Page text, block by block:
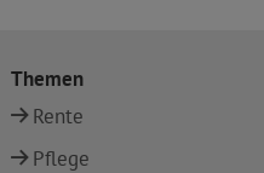
Themen
Rente
Pflege